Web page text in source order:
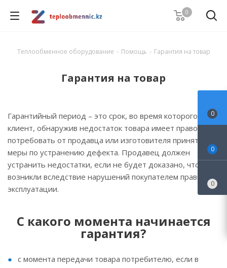
0
Теплообменное оборудование - Помощь - Гарантия на товар
Гарантия на товар
Гарантийный период – это срок, во время которого
клиент, обнаружив недостаток товара имеет право
потребовать от продавца или изготовителя принять
меры по устранению дефекта. Продавец должен
устранить недостатки, если не будет доказано, что они
возникли вследствие нарушений покупателем правил
эксплуатации.
С какого момента начинается
гарантия?
с момента передачи товара потребителю, если в
0
0
0